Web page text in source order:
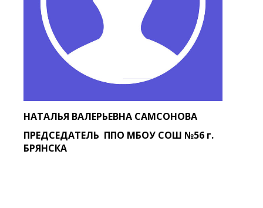
НАТАЛЬЯ ВАЛЕРЬЕВНА САМСОНОВА
ПРЕДСЕДАТЕЛЬ ППО МБОУ СОШ №56 г.
БРЯНСКА